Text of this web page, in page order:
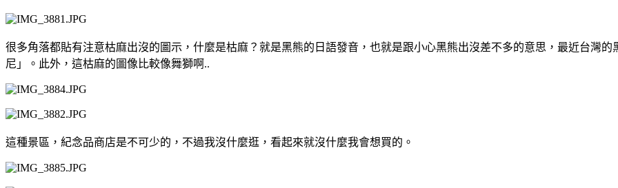
很多角落都貼有注意枯麻出沒的圖示，什麼是枯麻？就是黑熊的日語發音，也就是跟小心黑熊出沒差不多的意思，最近台灣
尼」。此外，這枯麻的圖像比較像舞獅啊..
這種景區，紀念品商店是不可少的，不過我沒什麼逛，看起來就沒什麼我會想買的。